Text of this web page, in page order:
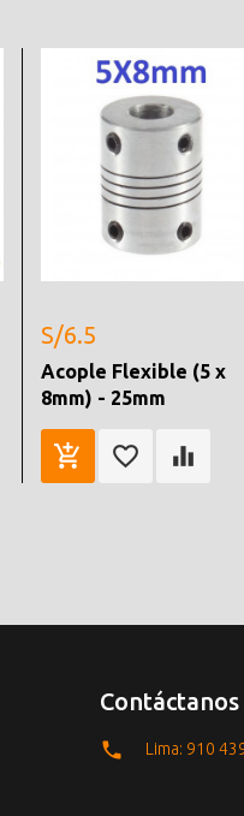
S/6.5
Acople Flexible (5 x
8mm) - 25mm
Contáctanos
Lima: 910